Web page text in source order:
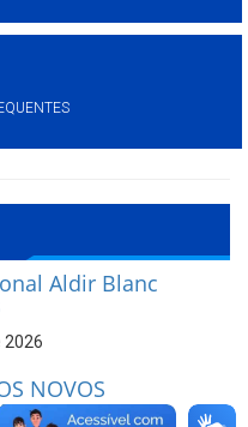
Aldir Blanc
2026
NOVOS
DO BOLSA